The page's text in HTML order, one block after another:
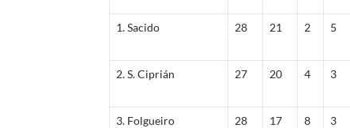
1. Sacido 28 21 2 5
2. S. Ciprián 27 20 4 3
3. Folgueiro 28 17 8 3